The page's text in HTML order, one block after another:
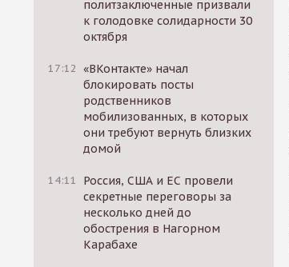
политзаключенные призвали
к голодовке солидарности 30
октября
17:12 «ВКонтакте» начал
блокировать посты
родственников
мобилизованных, в которых
они требуют вернуть близких
домой
14:11
Россия, США и ЕС провели
секретные переговоры за
несколько дней до
обострения в Нагорном
Карабахе